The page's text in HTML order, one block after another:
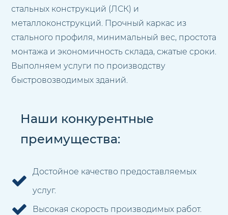
стальных конструкций (ЛСК) и
металлоконструкций. Прочный каркас из
стального профиля, минимальный вес, простота
монтажа и экономичность склада, сжатые сроки.
Выполняем услуги по производству
быстровозводимых зданий.
Наши конкурентные
преимущества:
Достойное качество предоставляемых
услуг.
Высокая скорость производимых работ.